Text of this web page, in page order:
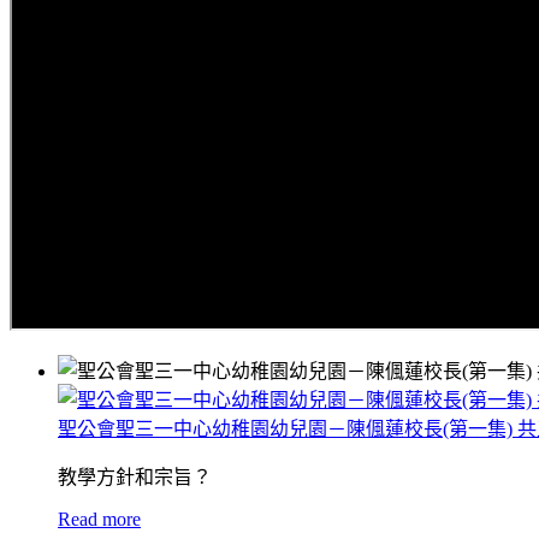
聖公會聖三一中心幼稚園幼兒園－陳偑蓮校長(第一集)
教學方針和宗旨？
Read more